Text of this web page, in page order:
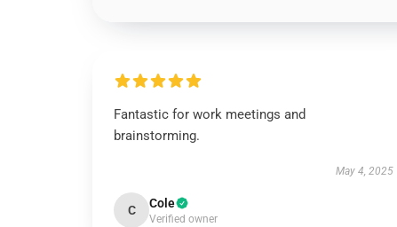
Fantastic for work meetings and
brainstorming.
May 4, 2025
C Cole
Verified owner